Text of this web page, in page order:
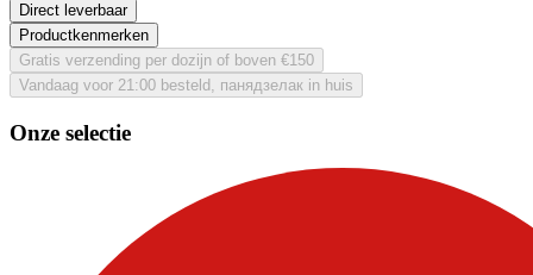
Direct leverbaar
Productkenmerken
Gratis verzending per dozijn of boven €150
Vandaag voor 21:00 besteld, панядзелак in huis
Onze selectie